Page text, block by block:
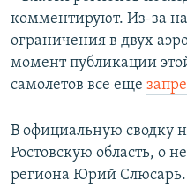
комментируют. Из-за
ограничения в двух
момент публикации
самолетов все еще
В официальную сводку
Ростовскую область, о
региона Юрий